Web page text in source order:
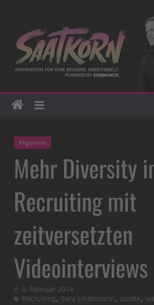
Allgemein
Mehr Diversity
Recruiting mit
zeitversetzten
Videointerviews
6. Februar 2014
Recruiting, Sara Lindemann, studie,